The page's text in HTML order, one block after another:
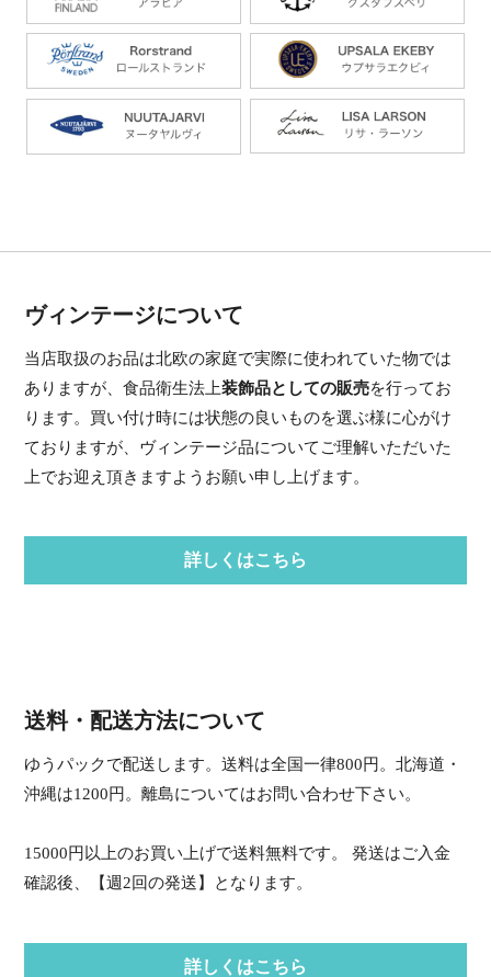
ヴィンテージについて
当店取扱のお品は北欧の家庭で実際に使われていた物では
ありますが、食品衛生法上装飾品としての販売を行ってお
ります。買い付け時には状態の良いものを選ぶ様に心がけ
ておりますが、ヴィンテージ品についてご理解いただいた
上でお迎え頂きますようお願い申し上げます。
詳しくはこちら
送料・配送方法について
ゆうパックで配送します。送料は全国一律800円。北海道・
沖縄は1200円。離島についてはお問い合わせ下さい。
15000円以上のお買い上げで送料無料です。 発送はご入金
確認後、【週2回の発送】となります。
詳しくはこちら